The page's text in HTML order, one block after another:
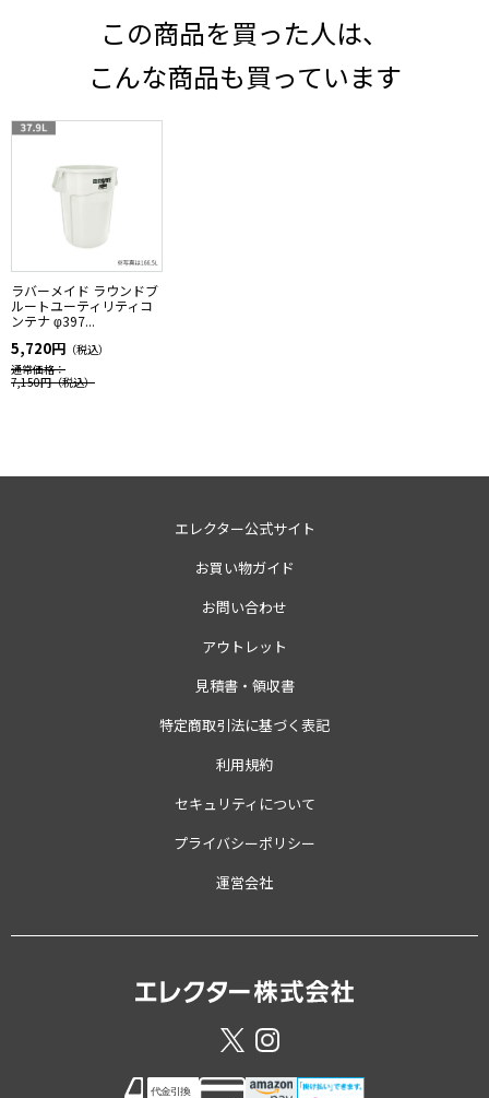
この商品を買った人は、
こんな商品も買っています
ラバーメイド ラウンドブ
ルートユーティリティコ
ンテナ φ397...
5,720円 （税込）
通常価格：
7,150円（税込）
エレクター公式サイト
お買い物ガイド
お問い合わせ
アウトレット
見積書・領収書
特定商取引法に基づく表記
利用規約
セキュリティについて
プライバシーポリシー
運営会社